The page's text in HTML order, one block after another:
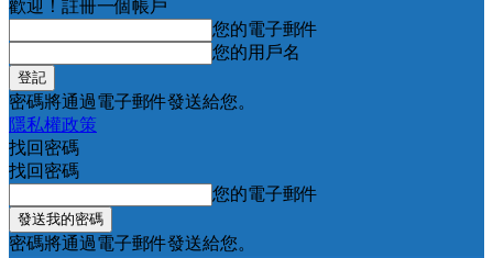
歡迎！註冊一個帳戶
您的電子郵件
您的用戶名
密碼將通過電子郵件發送給您。
隱私權政策
找回密碼
找回密碼
您的電子郵件
密碼將通過電子郵件發送給您。